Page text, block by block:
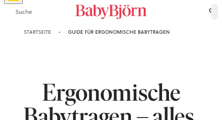
Suche 0
STARTSEITE GUIDE FÜR ERGONOMISCHE BABYTRAGEN
Ergonomische